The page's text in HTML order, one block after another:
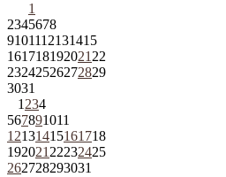
1
2345678
9101112131415
161718192021 22
23242526272829
3031
1 234
567891011
12131415161718
192021 22232425
262728293031